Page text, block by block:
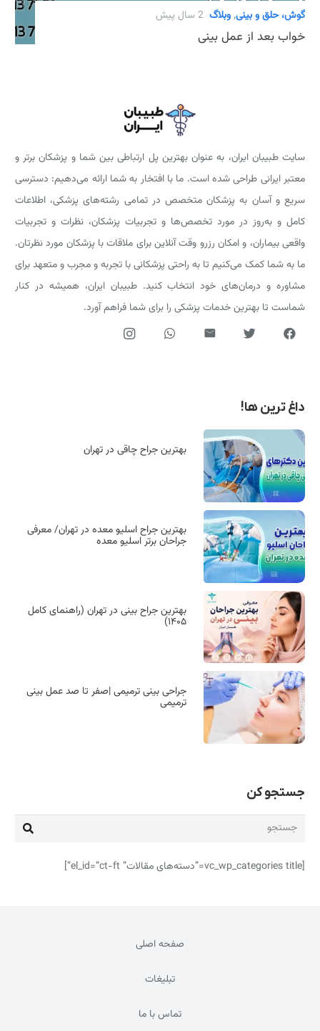
گوش، حلق و بینی,وبلاگ 2 سال پیش
خواب بعد از عمل بینی
سایت طبیبان ایران، به عنوان بهترین پل ارتباطی بین شما و پزشکان برتر و
معتبر ایرانی طراحی شده است. ما با افتخار به شما ارائه می‌دهیم: دسترسی
سریع و آسان به پزشکان متخصص در تمامی رشته‌های پزشکی، اطلاعات
کامل و به‌روز در مورد تخصص‌ها و تجربیات پزشکان، نظرات و تجربیات
واقعی بیماران، و امکان رزرو وقت آنلاین برای ملاقات با پزشکان مورد نظرتان.
ما به شما کمک می‌کنیم تا به راحتی پزشکانی با تجربه و مجرب و متعهد برای
مشاوره و درمان‌های خود انتخاب کنید. طبیبان ایران، همیشه در کنار
شماست تا بهترین خدمات پزشکی را برای شما فراهم آورد.
داغ ترین ها!
بهترین جراح چاقی در تهران
بهترین جراح اسلیو معده در تهران/ معرفی
جراحان برتر اسلیو معده
بهترین جراح بینی در تهران (راهنمای کامل
۱۴۰۵)
جراحی بینی ترمیمی |صفر تا صد عمل بینی
ترمیمی
جستجو کن
[vc_wp_categories title=”دسته‌های مقالات” el_id=”ct-ft”]
صفحه اصلی
تبلیغات
تماس با ما